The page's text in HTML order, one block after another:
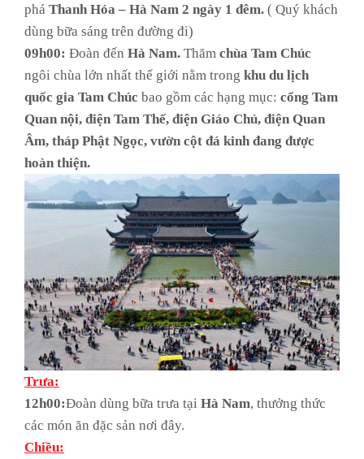
phá Thanh Hóa – Hà Nam 2 ngày 1 đêm. ( Quý khách
dùng bữa sáng trên đường đi)
09h00: Đoàn đến Hà Nam. Thăm chùa Tam Chúc
ngôi chùa lớn nhất thế giới nằm trong khu du lịch
quốc gia Tam Chúc bao gồm các hạng mục: cổng Tam
Quan nội, điện Tam Thế, điện Giáo Chủ, điện Quan
Âm, tháp Phật Ngọc, vườn cột đá kinh đang được
hoàn thiện.
Trưa:
12h00:Đoàn dùng bữa trưa tại Hà Nam, thưởng thức
các món ăn đặc sản nơi đây.
Chiều: